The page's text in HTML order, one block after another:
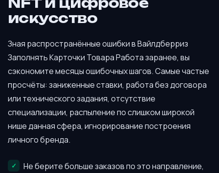
искусство
Зная распространённые ошибки в Вайлдберриз
Заполнять Карточки Товара Работа заранее, вы
сэкономите месяцы ошибочных шагов. Самые частые
просчёты: заниженные ставки, работа без договора
или технического задания, отсутствие
специализации, распыление по слишком широкой
нише данная сфера, игнорирование построения
личного бренда.
Не берите больше заказов по это направление,